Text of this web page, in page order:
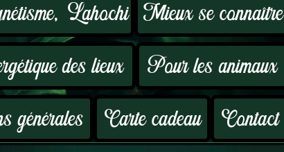
Lahochi Mieux se connaître
des lieux Pour les animaux
générales Carte cadeau Contact